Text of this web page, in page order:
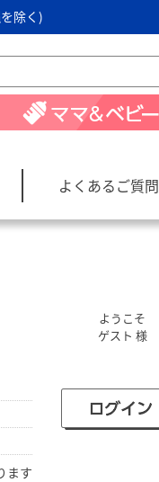
除く)
よくあるご質問
ます
ようこそ
ゲスト 様